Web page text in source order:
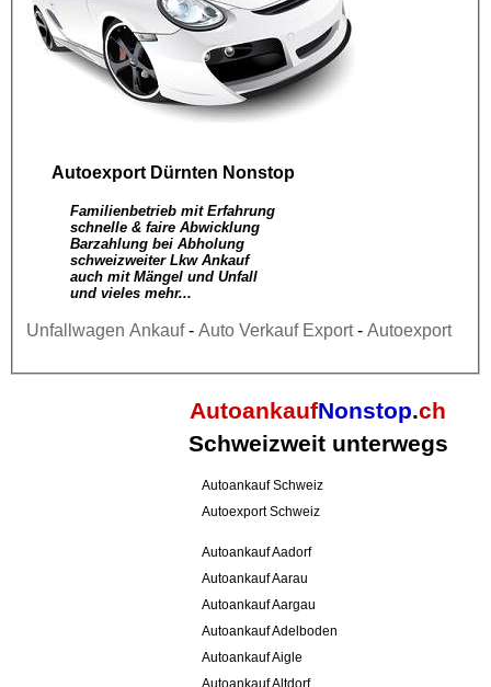
Autoexport Dürnten Nonstop
Familienbetrieb mit Erfahrung
schnelle & faire Abwicklung
Barzahlung bei Abholung
schweizweiter Lkw Ankauf
auch mit Mängel und Unfall
und vieles mehr...
Unfallwagen Ankauf- Auto Verkauf Export- Autoexport
AutoankaufNonstop.ch
Schweizweit unterwegs
Autoankauf Schweiz
Autoexport Schweiz
Autoankauf Aadorf
Autoankauf Aarau
Autoankauf Aargau
Autoankauf Adelboden
Autoankauf Aigle